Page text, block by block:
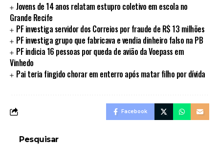
Jovens de 14 anos relatam estupro coletivo em escola no
Grande Recife
PF investiga servidor dos Correios por fraude de R$ 13 milhões
PF investiga grupo que fabricava e vendia dinheiro falso na PB
PF indicia 16 pessoas por queda de avião da Voepass em
Vinhedo
Pai teria fingido chorar em enterro após matar filho por dívida
Facebook
Pesquisar